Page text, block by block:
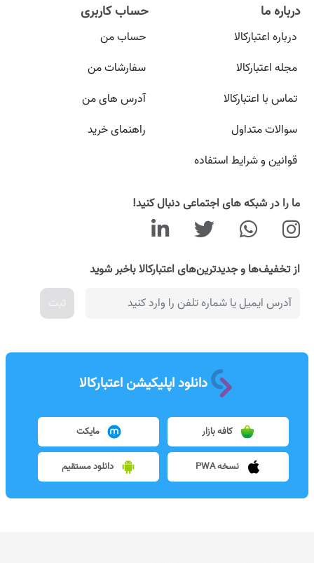
درباره ما
درباره اعتبارکالا
مجله اعتبارکالا
تماس با اعتبارکالا
سوالات متداول
قوانین و شرایط استفاده
حساب کاربری
حساب من
سفارشات من
آدرس های من
راهنمای خرید
ما را در شبکه های اجتماعی دنبال کنید!
از تخفیف‌ها و جدیدترین‌های اعتبارکالا باخبر شوید
ثبت
دانلود اپلیکیشن اعتبارکالا
کافه بازار مایکت
نسخه PWA دانلود مستقیم